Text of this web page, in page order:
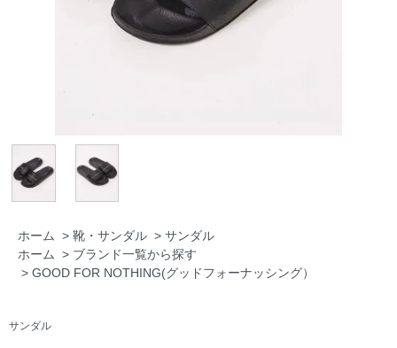
ホーム > 靴・サンダル > サンダル
ホーム > ブランド一覧から探す
> GOOD FOR NOTHING(グッドフォーナッシング）
サンダル